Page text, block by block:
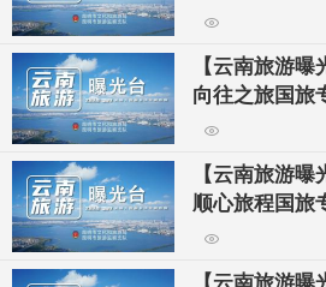
丽双飞6日游
【云南旅游
向往之旅国旅
游只要1080
【云南旅游
顺心旅程国旅
天5晚游只要